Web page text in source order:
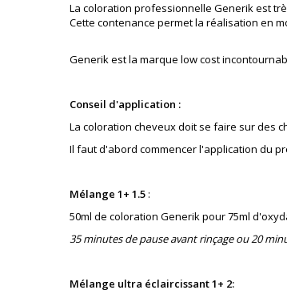
La coloration professionnelle Generik est
Cette contenance permet la réalisation en
Generik est la marque low cost
Conseil d'application :
La coloration cheveux doit se faire sur des
Il faut d'abord commencer l'application du
Mélange 1+ 1.5 :
50ml de coloration Generik pour 75ml
35 minutes de pause avant rinçage ou 20
Mélange ultra éclaircissant 1+ 2: